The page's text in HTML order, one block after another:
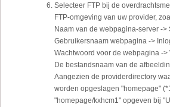
Selecteer FTP bij de
FTP-omgeving van uw provider,
Naam van de webpagina-server ->
Gebruikersnaam webpagina ->
Wachtwoord voor de webpagina ->
De bestandsnaam van de
Aangezien de providerdirectory
worden opgeslagen "homepage"
"homepage/kxhcm1" opgeven bij